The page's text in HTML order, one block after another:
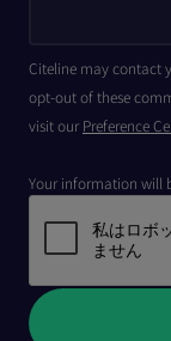
Citeline may contact
opt-out of these
visit our Preference
Your information will